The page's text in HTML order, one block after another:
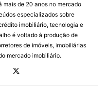
mais de 20 anos no mercado
especializados sobre
imobiliário, tecnologia e
é voltado à produção de
de imóveis, imobiliárias
mercado imobiliário.